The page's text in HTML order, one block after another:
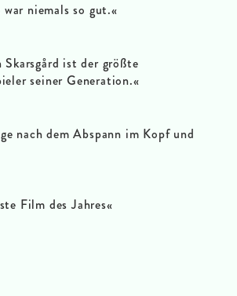
war niemals so gut.«
Skarsgård ist der größte
seiner Generation.«
nach dem Abspann im Kopf und
Film des Jahres«